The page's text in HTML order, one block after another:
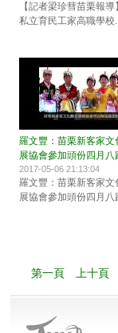
【記者梁珍彗苗栗報
私立育民工家高職學校
羅文豐：苗栗新客家文
展協會參加頭份四月八
2017-05-06 21:13:04
羅文豐：苗栗新客家文
展協會參加頭份四月八
第一頁
上十頁